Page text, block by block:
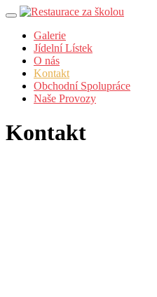
Skip
contentGalerie
Jídelní Lístek
O nás
Kontakt
Obchodní Spolupráce
Naše Provozy
Kontakt